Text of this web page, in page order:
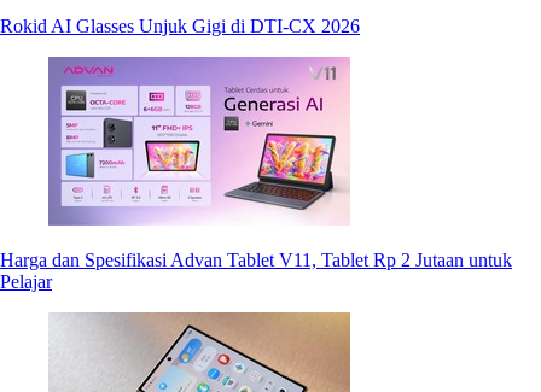
Rokid AI Glasses Unjuk Gigi di DTI-CX 2026
Harga dan Spesifikasi Advan Tablet V11, Tablet Rp 2 Jutaan untuk
Pelajar